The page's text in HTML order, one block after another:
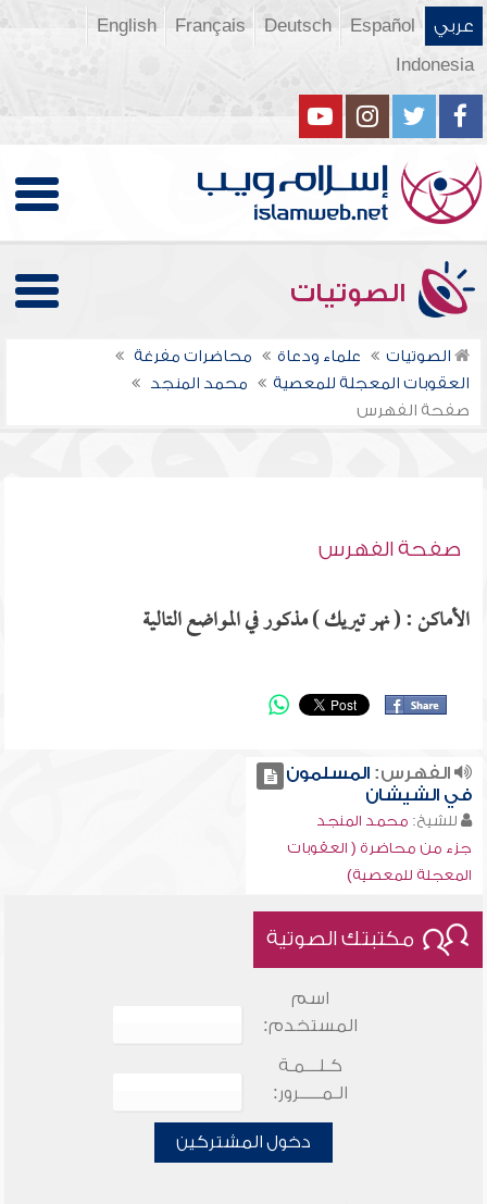
عربي Español
Deutsch
Français
English
Indonesia
الصوتيات
الصوتيات علماء ودعاة
محاضرات مفرغة
العقوبات المعجلة للمعصية
محمد المنجد
صفحة الفهرس
صفحة الفهرس
الأماكن : ( نهر تيريك ) مذكور في المواضع التالية
الفهرس:المسلمون
في الشيشان
للشيخ: محمد المنجد
جزء من محاضرة ( العقوبات
المعجلة للمعصية)
مكتبتك الصوتية
اسم
المستخدم:
كـلـــمـة
الـمـــــرور:
دخول المشتركين